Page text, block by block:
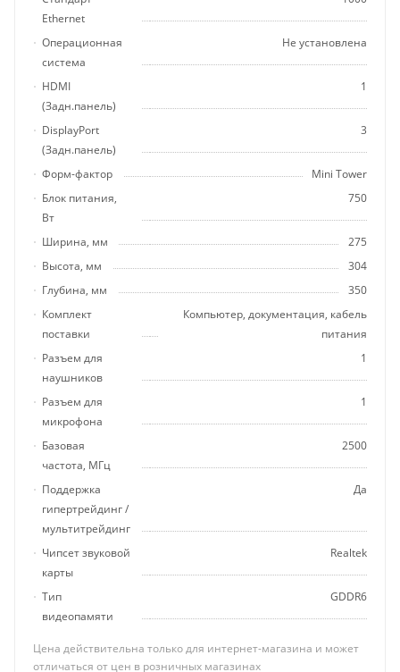
Ethernet
Операционная
система
Не установлена
HDMI
(Задн.панель)
1
DisplayPort
(Задн.панель)
3
Форм-фактор
Mini Tower
Блок питания,
Вт
750
Ширина, мм
275
Высота, мм
304
Глубина, мм
350
Комплект
поставки
Компьютер, документация, кабель
питания
Разъем для
наушников
1
Разъем для
микрофона
1
Базовая
частота, МГц
2500
Поддержка
гипертрейдинг /
мультитрейдинг
Да
Чипсет звуковой
карты
Realtek
Тип
видеопамяти
GDDR6
Цена действительна только для интернет-магазина и может
отличаться от цен в розничных магазинах